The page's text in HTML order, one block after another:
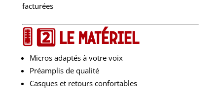
facturées
🎚️ 2️⃣ Le matériel
Micros adaptés à votre voix
Préamplis de qualité
Casques et retours confortables